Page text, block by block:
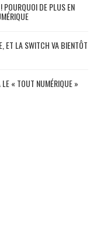
POURQUOI DE PLUS EN
ET LA SWITCH VA BIENTÔT
« TOUT NUMÉRIQUE »